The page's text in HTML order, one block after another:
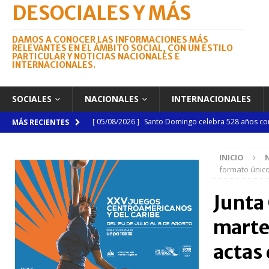
DESOCIALES Y MÁS
DAMOS A CONOCER LAS INFORMACIONES MÁS
RELEVANTES EN EL ÁMBITO SOCIAL, CON UN ESTILO
PARTICULAR Y NOTICIAS NACIONALES E
INTERNACIONALES.
SOCIALES NACIONALES INTERNACIONALES
MÁS RECIENTES [ 05/08/2026 ] Santo Domingo celebra 528 años
[ 04/08/2026 ] Código Penal reúne a periodistas
NACIONALES
[ 04/08/2026 ] Arritmia puede explicar por qué el
[ 04/08/2026 ] Amistad 2026 llevará atención
[ 04/08/2026 ]
Migración somete a la justicia a
NACIONALES
INICIO
formato
actas